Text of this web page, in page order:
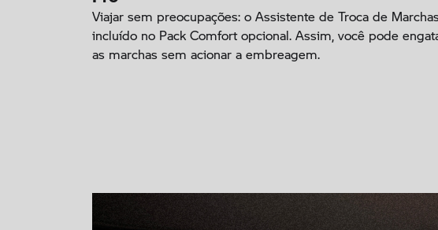
Viajar sem preocupações: o Assistente de Troca de
incluído no Pack Comfort opcional. Assim, você pode
as marchas sem acionar a embreagem.